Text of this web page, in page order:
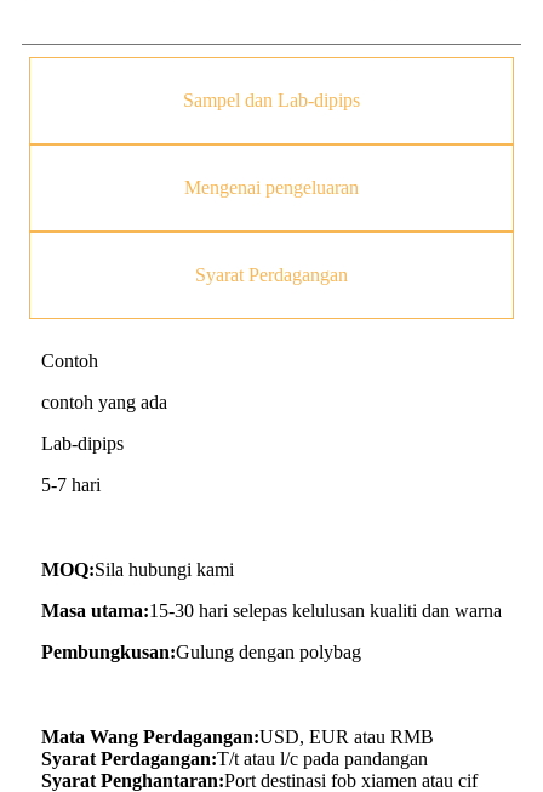
Sampel dan Lab-dipips
Mengenai pengeluaran
Syarat Perdagangan
Contoh
contoh yang ada
Lab-dipips
5-7 hari
MOQ:Sila hubungi kami
Masa utama:15-30 hari selepas kelulusan kualiti dan warna
Pembungkusan:Gulung dengan polybag
Mata Wang Perdagangan:USD, EUR atau RMB
Syarat Perdagangan:T/t atau l/c pada pandangan
Syarat Penghantaran:Port destinasi fob xiamen atau cif